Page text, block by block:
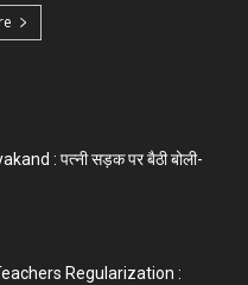
: पत्नी सड़क पर बैठी बोली-
Regularization :